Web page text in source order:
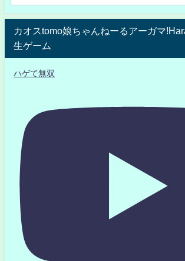
カオスtomo娘ちゃんねーるアーガマ
生ゲーム
ハゲて無双